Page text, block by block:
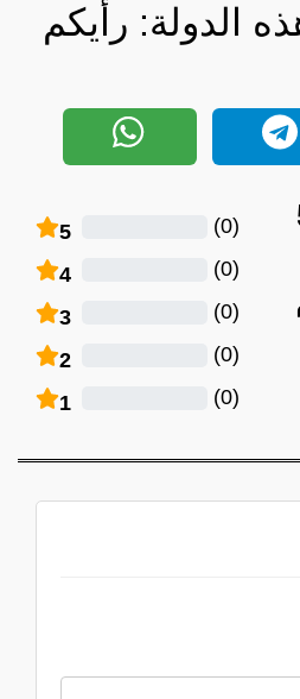
الدولة: رأيكم
5 (
0
)
4 (
0
)
3 (
0
)
2 (
0
)
1 (
0
)